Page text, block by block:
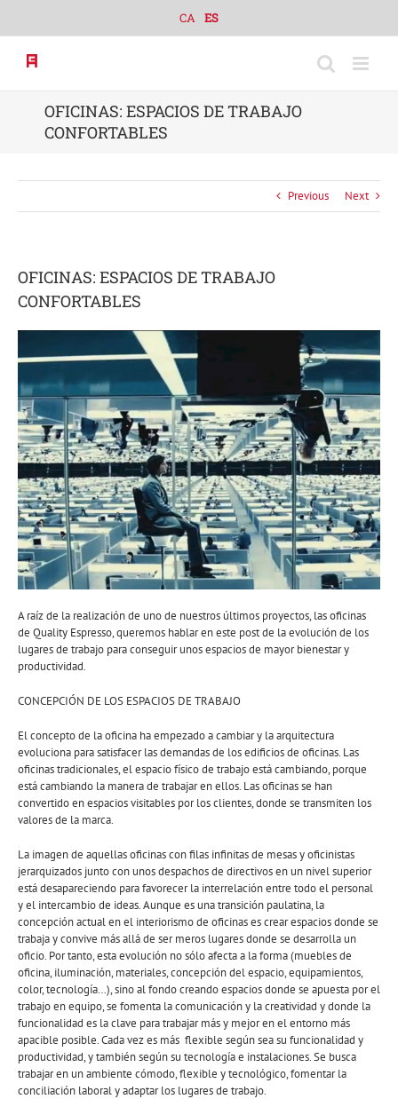
content
CA ES
OFICINAS: ESPACIOS DE TRABAJO
CONFORTABLES
Previous Next
OFICINAS: ESPACIOS DE TRABAJO
CONFORTABLES
A raíz de la realización de uno de nuestros últimos proyectos, las oficinas
de Quality Espresso, queremos hablar en este post de la evolución de los
lugares de trabajo para conseguir unos espacios de mayor bienestar y
productividad.
CONCEPCIÓN DE LOS ESPACIOS DE TRABAJO
El concepto de la oficina ha empezado a cambiar y la arquitectura
evoluciona para satisfacer las demandas de los edificios de oficinas. Las
oficinas tradicionales, el espacio físico de trabajo está cambiando, porque
está cambiando la manera de trabajar en ellos. Las oficinas se han
convertido en espacios visitables por los clientes, donde se transmiten los
valores de la marca.
La imagen de aquellas oficinas con filas infinitas de mesas y oficinistas
jerarquizados junto con unos despachos de directivos en un nivel superior
está desapareciendo para favorecer la interrelación entre todo el personal
y el intercambio de ideas. Aunque es una transición paulatina, la
concepción actual en el interiorismo de oficinas es crear espacios donde se
trabaja y convive más allá de ser meros lugares donde se desarrolla un
oficio. Por tanto, esta evolución no sólo afecta a la forma (muebles de
oficina, iluminación, materiales, concepción del espacio, equipamientos,
color, tecnología…), sino al fondo creando espacios donde se apuesta por el
trabajo en equipo, se fomenta la comunicación y la creatividad y donde la
funcionalidad es la clave para trabajar más y mejor en el entorno más
apacible posible. Cada vez es más flexible según sea su funcionalidad y
productividad, y también según su tecnología e instalaciones. Se busca
trabajar en un ambiente cómodo, flexible y tecnológico, fomentar la
conciliación laboral y adaptar los lugares de trabajo.